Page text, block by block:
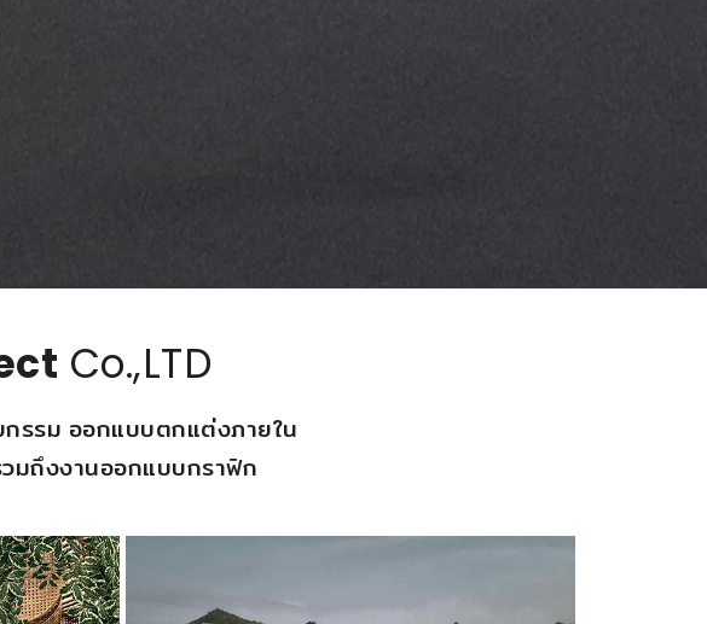
Co.,LTD
รรม ออกแบบตกแต่งภายใน
มถึงงานออกแบบกราฟิก